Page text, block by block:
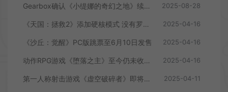
Gearbox确认《小缇娜的奇幻之地》续作正在开发中 2025-08-28
《天国：拯救2》添加硬核模式 没有罗盘和快速旅行 2025-04-16
《沙丘：觉醒》PC版跳票至6月10日发售 2025-04-16
动作RPG游戏《堕落之主》至今仍未收回成本 2025-04-16
第一人称射击游戏《虚空破碎者》即将多平台上线 2025-04-11